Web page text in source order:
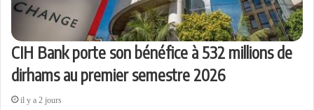
CIH Bank porte son bénéfice à 532 millions de
dirhams au premier semestre 2026
il y a 2 jours